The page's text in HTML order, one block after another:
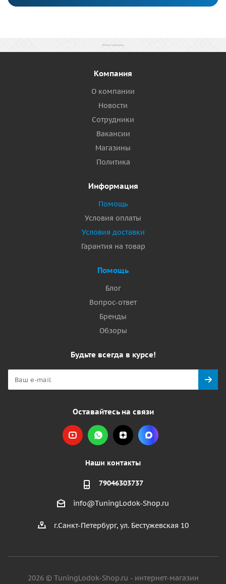
Компания
О компании
Новости
Сотрудники
Вакансии
Магазины
Политика
Информация
Помощь
Условия оплаты
Условия доставки
Гарантия на товар
Помощь
Блог
Вопрос-ответ
Бренды
Обзоры
Будьте всегда в курсе!
Оставайтесь на связи
Наши контакты
79046303737
info@TuningLodok-Shop.ru
г.Санкт-Петербург, ул. Бестужевская 10
2026 © TuningLodok-Shop.ru - интернет-магазин